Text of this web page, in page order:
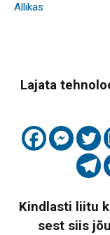
Allikas
Lajata
Kindlasti liitu
sest siis